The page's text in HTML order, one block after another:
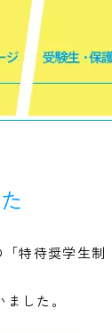
特待奨学生制
した。